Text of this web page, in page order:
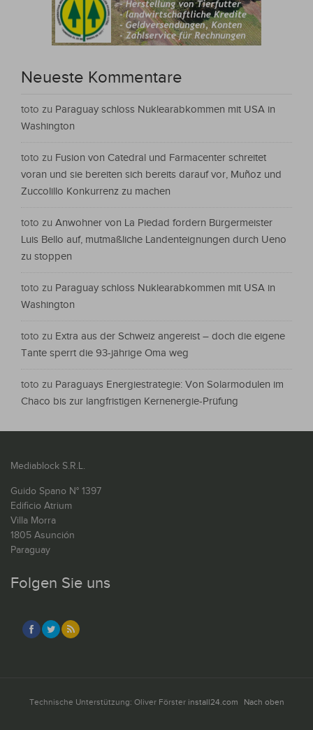
Neueste Kommentare
toto zu Paraguay schloss Nuklearabkommen mit USA in
Washington
toto zu Fusion von Catedral und Farmacenter schreitet
voran und sie bereiten sich bereits darauf vor, Muñoz und
Zuccolillo Konkurrenz zu machen
toto zu Anwohner von La Piedad fordern Bürgermeister
Luis Bello auf, mutmaßliche Landenteignungen durch Ueno
zu stoppen
toto zu Paraguay schloss Nuklearabkommen mit USA in
Washington
toto zu Extra aus der Schweiz angereist – doch die eigene
Tante sperrt die 93-jährige Oma weg
toto zu Paraguays Energiestrategie: Von Solarmodulen im
Chaco bis zur langfristigen Kernenergie-Prüfung
Mediablock S.R.L.
Guido Spano N° 1397
Edificio Atrium
Villa Morra
1805 Asunción
Paraguay
Folgen Sie uns
Technische Unterstützung: Oliver Förster install24.com Nach oben